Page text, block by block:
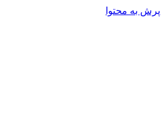
پرش به محتوا